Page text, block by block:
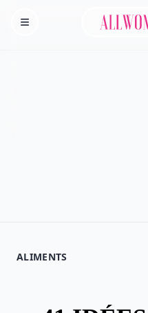
Homepage
ALIMENTS